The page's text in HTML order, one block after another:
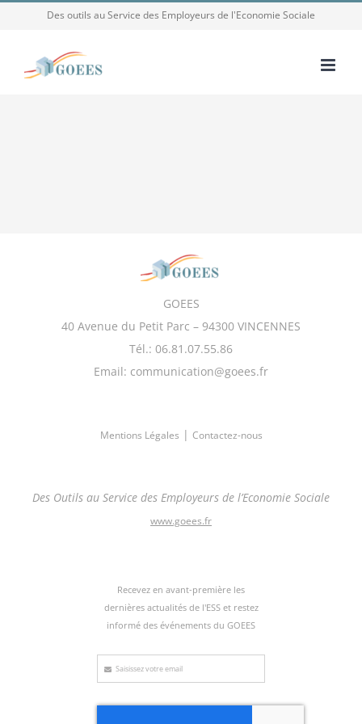
contenu
Des outils au Service des Employeurs de l'Economie Sociale
GOEES
40 Avenue du Petit Parc – 94300 VINCENNES
Tél.: 06.81.07.55.86
Email: communication@goees.fr
Mentions Légales | Contactez-nous
Des Outils au Service des Employeurs de l’Economie Sociale
www.goees.fr
Recevez en avant-première les
dernières actualités de l'ESS et restez
informé des événements du GOEES